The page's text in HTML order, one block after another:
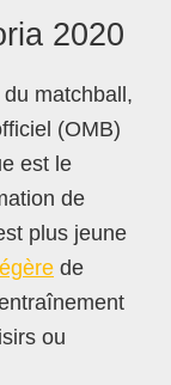
2020
matchball,
(OMB)
est le
de
plus jeune
de
ou